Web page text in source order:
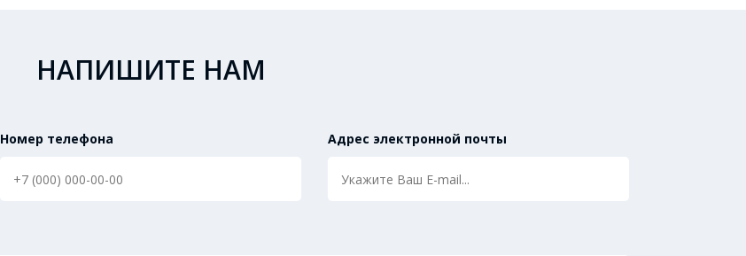
НАПИШИТЕ НАМ
Номер телефона Адрес электронной почты